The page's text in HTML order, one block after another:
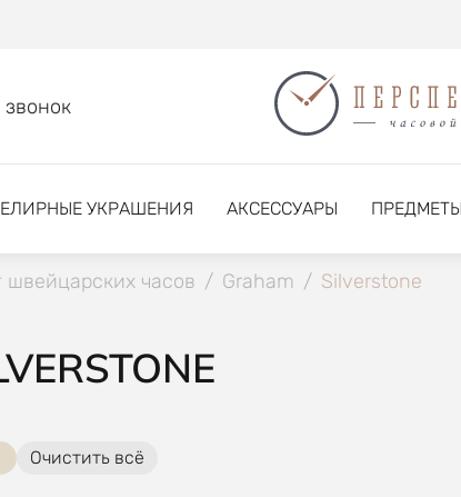
звонок
УКРАШЕНИЯ АКСЕССУАРЫ
швейцарских часов / Graham / Silverstone
Очистить всё